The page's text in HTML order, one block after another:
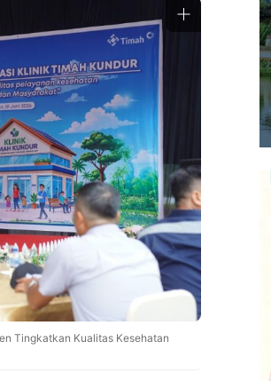
Tingkatkan Kualitas Kesehatan